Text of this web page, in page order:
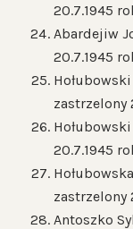
20.7.1945
Abardejiw
20.7.1945
zastrzelony
20.7.1945
zastrzelony
Antoszko